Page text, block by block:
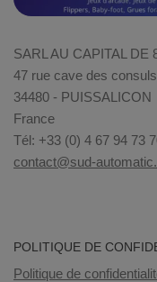
SARL AU CAPITAL DE
47 rue cave des consuls
34480 - PUISSALICON
France
Tél: +33 (0) 4 67 94 73
contact@sud-
POLITIQUE DE
Politique de